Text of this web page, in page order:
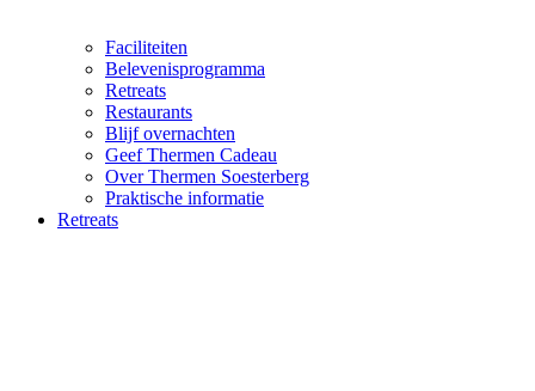
Faciliteiten
Belevenisprogramma
Retreats
Restaurants
Blijf overnachten
Geef Thermen Cadeau
Over Thermen Soesterberg
Praktische informatie
Retreats